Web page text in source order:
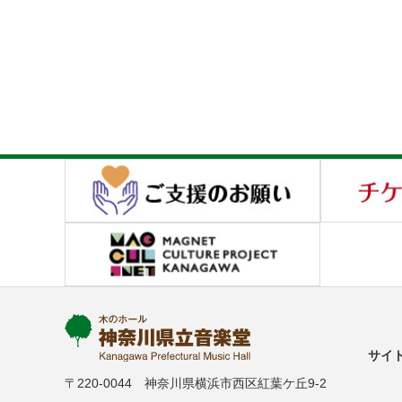
〒220-0044 神奈川県横浜市西区紅葉ケ丘9-2
サイ